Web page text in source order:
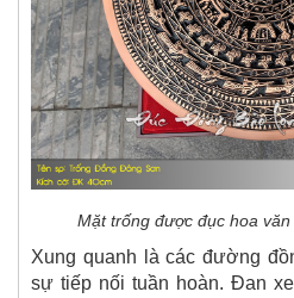
Mặt trống được đục hoa
Xung quanh là các đường
sự tiếp nối tuần hoàn. Đan